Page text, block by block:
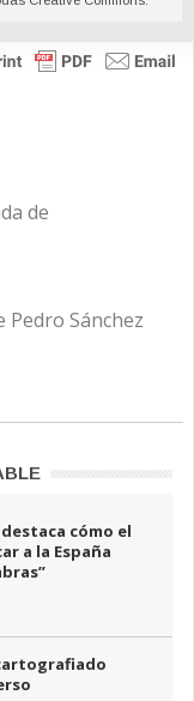
de
Pedro Sánchez
cómo el
a la España